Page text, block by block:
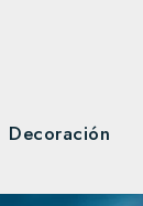
Decoración